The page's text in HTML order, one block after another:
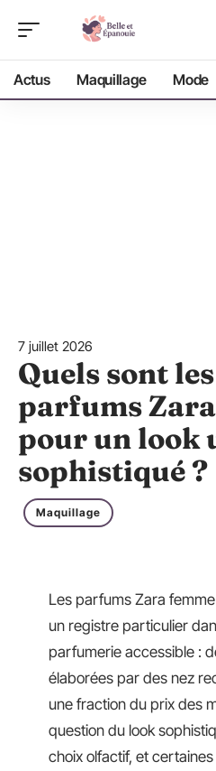
Actus Maquillage Mode
7 juillet 2026
Quels sont
parfums
pour un look
sophistiqué ?
Maquillage
Les parfums Zara
un registre particulier
parfumerie accessible :
élaborées par des nez
une fraction du prix des
question du look
choix olfactif, et